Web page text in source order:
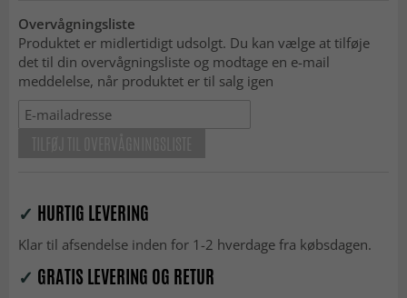
Overvågningsliste
Produktet er midlertidigt udsolgt. Du kan vælge at tilføje
det til din overvågningsliste og modtage en e-mail
meddelelse, når produktet er til salg igen
✓ HURTIG LEVERING
Klar til afsendelse inden for 1-2 hverdage fra købsdagen.
✓ GRATIS LEVERING OG RETUR